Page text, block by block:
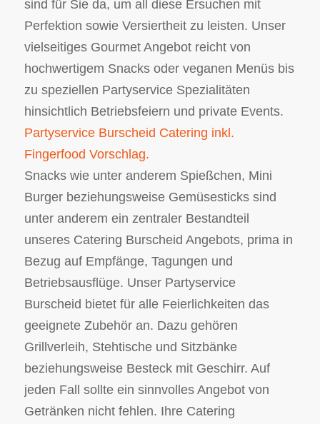
sind für Sie da, um all diese Ersuchen mit
Perfektion sowie Versiertheit zu leisten. Unser
vielseitiges Gourmet Angebot reicht von
hochwertigem Snacks oder veganen Menüs bis
zu speziellen Partyservice Spezialitäten
hinsichtlich Betriebsfeiern und private Events.
Partyservice Burscheid Catering inkl.
Fingerfood Vorschlag.
Snacks wie unter anderem Spießchen, Mini
Burger beziehungsweise Gemüsesticks sind
unter anderem ein zentraler Bestandteil
unseres Catering Burscheid Angebots, prima in
Bezug auf Empfänge, Tagungen und
Betriebsausflüge. Unser Partyservice
Burscheid bietet für alle Feierlichkeiten das
geeignete Zubehör an. Dazu gehören
Grillverleih, Stehtische und Sitzbänke
beziehungsweise Besteck mit Geschirr. Auf
jeden Fall sollte ein sinnvolles Angebot von
Getränken nicht fehlen. Ihre Catering